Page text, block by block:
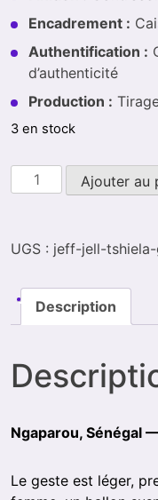
Encadrement :
Authentification :
d’authenticité
Production :
3 en stock
Ajouter au
UGS : jeff-jell-
Description
Ngaparou, Sénégal
Le geste est léger,